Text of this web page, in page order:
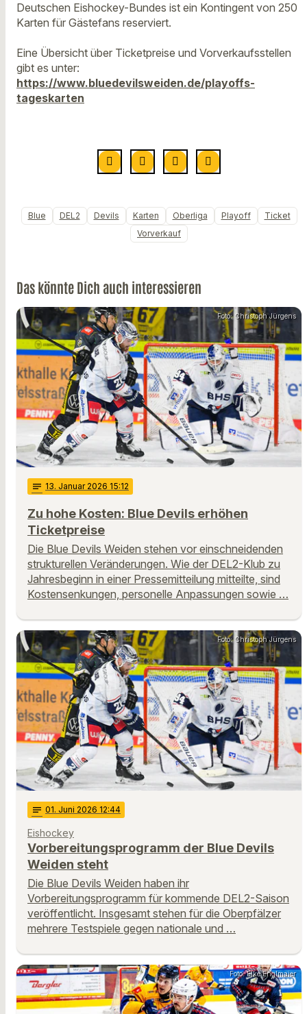
Deutschen Eishockey-Bundes ist ein Kontingent von 250
Karten für Gästefans reserviert.
Eine Übersicht über Ticketpreise und Vorverkaufsstellen
gibt es unter:
https://www.bluedevilsweiden.de/playoffs-
tageskarten
Blue DEL2 Devils Karten Oberliga Playoff
Ticket
Vorverkauf
Das könnte Dich auch interessieren
Foto: Christoph Jürgens
notes 13. Januar 2026 15:12
Zu hohe Kosten: Blue Devils erhöhen
Ticketpreise
Die Blue Devils Weiden stehen vor einschneidenden
strukturellen Veränderungen. Wie der DEL2-Klub zu
Jahresbeginn in einer Pressemitteilung mitteilte, sind
Kostensenkungen, personelle Anpassungen sowie …
Foto: Christoph Jürgens
notes 01. Juni 2026 12:44
Eishockey
Vorbereitungsprogramm der Blue Devils
Weiden steht
Die Blue Devils Weiden haben ihr
Vorbereitungsprogramm für kommende DEL2-Saison
veröffentlicht. Insgesamt stehen für die Oberpfälzer
mehrere Testspiele gegen nationale und …
Foto: Elke Englmaier